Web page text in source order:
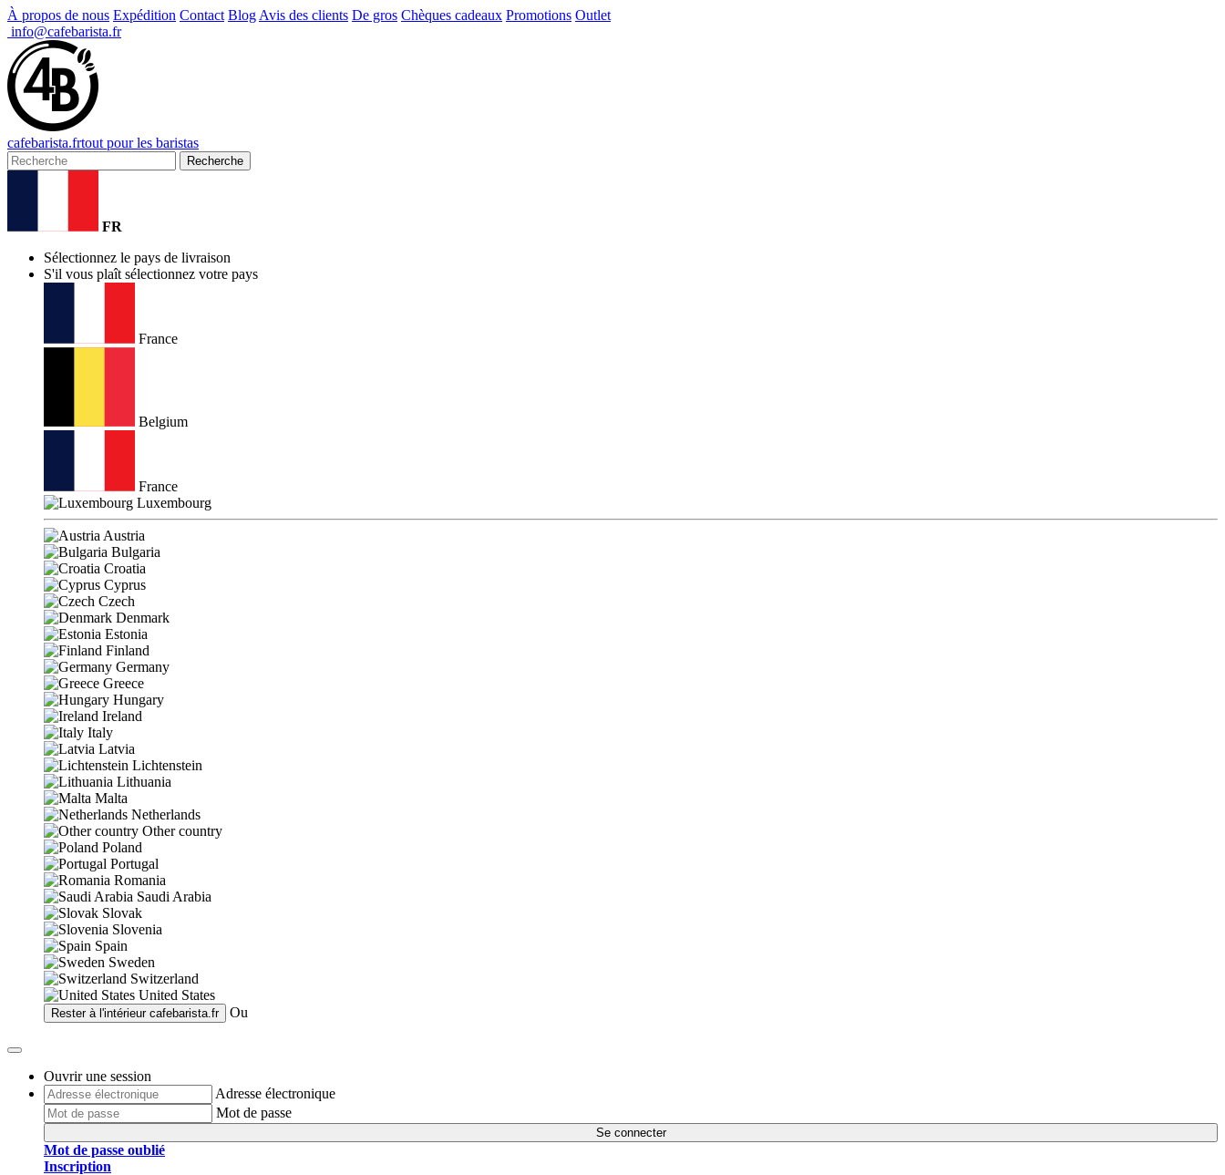
À propos de nous Expédition Contact Blog Avis des clients De gros Chèques cadeaux Promotions Outlet
info@cafebarista.fr
cafebarista.frtout pour les baristas
Recherche
FR
Sélectionnez le pays de livraison
S'il vous plaît sélectionnez votre pays
France
Belgium
France
Luxembourg
Austria
Bulgaria
Croatia
Cyprus
Czech
Denmark
Estonia
Finland
Germany
Greece
Hungary
Ireland
Italy
Latvia
Lichtenstein
Lithuania
Malta
Netherlands
Other country
Poland
Portugal
Romania
Saudi Arabia
Slovak
Slovenia
Spain
Sweden
Switzerland
United States
Rester à l'intérieur cafebarista.fr Ou
Ouvrir une session
Adresse électronique
Mot de passe
Se connecter
Mot de passe oublié
Inscription